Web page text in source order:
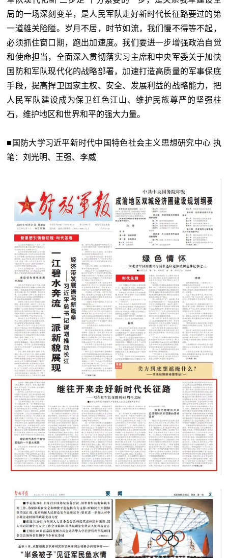
局的一场深刻变革，是人民军队走好新时代长征路要过的第
一道雄关险隘。岁月不居，时节如流，我们慢不得等不起，
必须抓住窗口期，跑出加速度。我们要进一步增强政治自觉
和使命担当，全面深入贯彻落实习主席和中央军委关于加快
国防和军队现代化的战略部署，加速打造高质量的军事保底
手段，提高捍卫国家主权、安全、发展利益的战略能力，把
人民军队建设成为保卫红色江山、维护民族尊严的坚强柱
石，维护地区和世界和平的强大力量。
■国防大学习近平新时代中国特色社会主义思想研究中心 执
笔：刘光明、王强、李威